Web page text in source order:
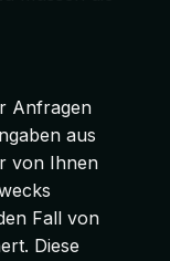
Anfragen
aus
von Ihnen
Fall von
Diese